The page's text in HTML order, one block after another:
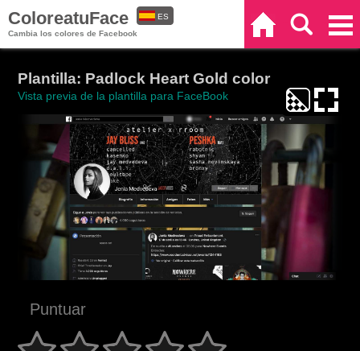
ColoreatuFace
Cambia los colores de Facebook
ES
Plantilla: Padlock Heart Gold color
Vista previa de la plantilla para FaceBook
Puntuar